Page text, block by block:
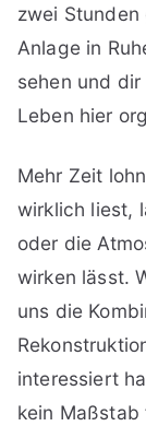
zwei
Anlage in
sehen und
Leben hier
Mehr Zeit
wirklich liest,
oder die
wirken lässt.
uns die
interessiert
kein